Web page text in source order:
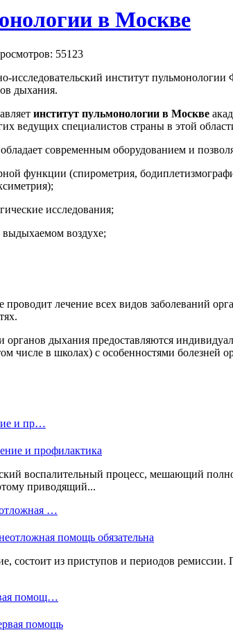
в Москве
55123
исследовательский институт
дыхания.
институт пульмонологии в Москве
ведущих специалистов страны в этой
современным оборудованием и
функции (спирометрия,
исследования;
воздухе;
лечение всех видов заболеваний
органов дыхания предоставляются
числе в школах) с особенностями болезней
и пр…
воспалительный процесс, мешающий
приводящий...
…
состоит из приступов и периодов ремиссии.
помощ…